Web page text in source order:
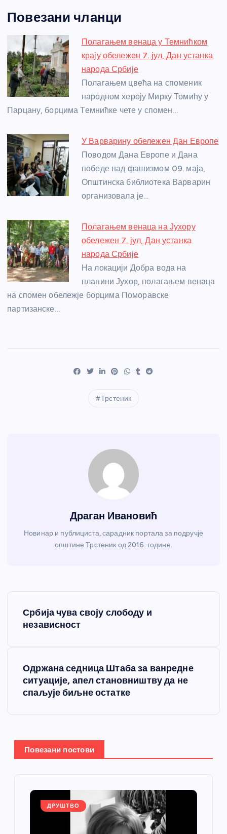
c
e
b
o
o
k
ss
e
n
g
er
itt
er
er at
s
A
p
p
a
g
e
e
st
e
Повезани чланци
Полагањем венаца у Темнићком
крају обележен 7. јул, Дан устанка
народа Србије
Полагањем цвећа на споменик
народном хероју Мирку Томићу у
Парцану, борцима Темнићке чете у спомен…
У Варварину обележен Дан Европе
Поводом Дана Европе и Дана
победе над фашизмом 09. маја,
Општинска библиотека Варварин
организовала је…
Полагањем венаца на Јухору
обележен 7. јул, Дан устанка
народа Србије
На локацији Добра вода на
планини Јухор, полагањем венаца
на спомен обележје борцима Поморавске
партизанске…
Трстеник
Драган Ивановић
Новинар и публициста, сарадник портала за подручје
општине Трстеник од 2016. године.
Србија чува своју слободу и
независност
Одржана седница Штаба за ванредне
ситуације, апел становништву да не
спаљује биљне остатке
Повезани постови
ДРУШТВО